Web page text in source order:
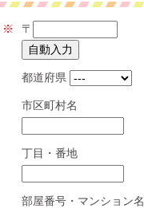
※ 〒
都道府県
市区町村名
丁目・番地
部屋番号・マンション名